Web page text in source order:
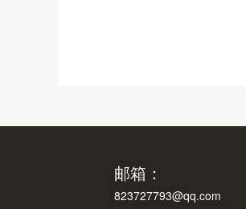
邮箱：
823727793@qq.com